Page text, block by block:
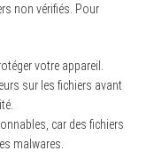
non vérifiés. Pour
votre appareil.
sur les fichiers avant
car des fichiers
malwares.